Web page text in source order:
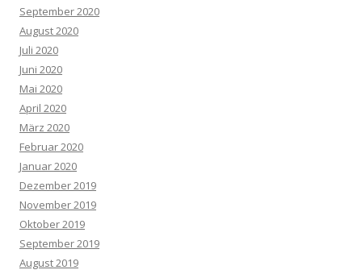
September 2020
August 2020
Juli 2020
Juni 2020
Mai 2020
April 2020
März 2020
Februar 2020
Januar 2020
Dezember 2019
November 2019
Oktober 2019
September 2019
August 2019